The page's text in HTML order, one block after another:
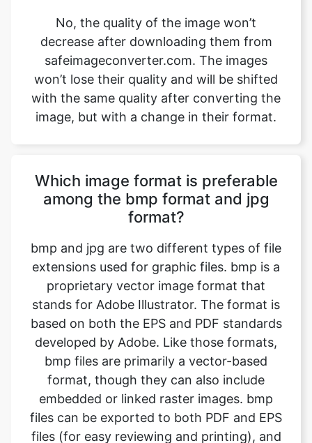
won’t lose their quality and will be shifted
with the same quality after converting the
image, but with a change in their format.
Which image format is preferable
bmp and jpg are two different types of file
extensions used for graphic files. bmp is a
proprietary vector image format that
stands for Adobe Illustrator. The format is
based on both the EPS and PDF standards
developed by Adobe. Like those formats,
bmp files are primarily a vector-based
format, though they can also include
embedded or linked raster images. bmp
files can be exported to both PDF and EPS
files (for easy reviewing and printing), and
also JPEG, PNG, GIF, TIFF, and PSD (for
web use and further editing). jpg - (or
JPEG) stands for Joint Photographic